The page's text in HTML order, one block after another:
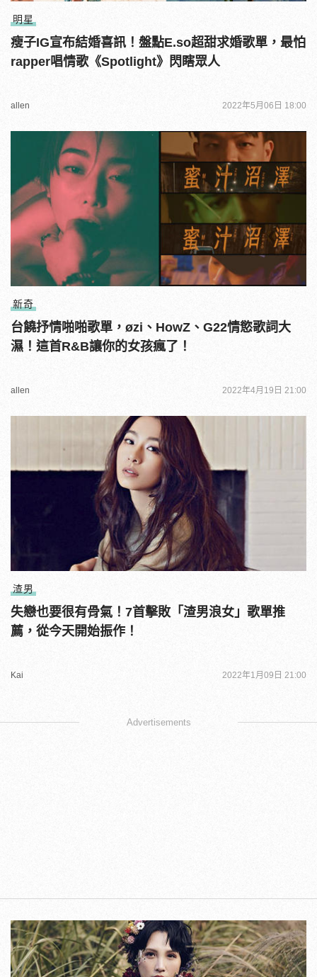
明星
瘦子IG宣布結婚喜訊！盤點E.so超甜求婚歌單，最怕
rapper唱情歌《Spotlight》閃瞎眾人
allen 2022年5月06日 18:00
新奇
台饒抒情啪啪歌單，øzi、HowZ、G22情慾歌詞大
濕！這首R&B讓你的女孩瘋了！
allen 2022年4月19日 21:00
渣男
失戀也要很有骨氣！7首擊敗「渣男浪女」歌單推
薦，從今天開始振作！
Kai 2022年1月09日 21:00
Advertisements